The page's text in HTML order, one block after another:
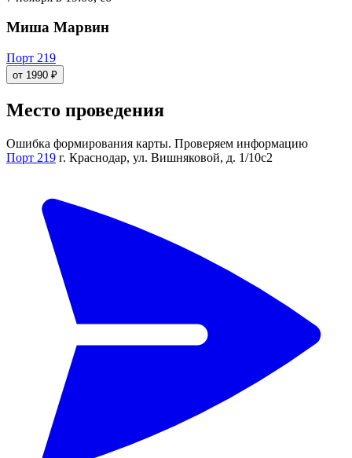
Миша Марвин
Порт 219
от 1990 ₽
Место проведения
Ошибка формирования карты. Проверяем информацию
Порт 219 г. Краснодар, ул. Вишняковой, д. 1/10с2